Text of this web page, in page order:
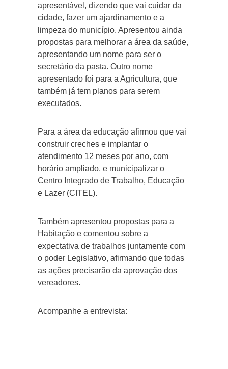
apresentável, dizendo que vai cuidar da
cidade, fazer um ajardinamento e a
limpeza do município. Apresentou ainda
propostas para melhorar a área da saúde,
apresentando um nome para ser o
secretário da pasta. Outro nome
apresentado foi para a Agricultura, que
também já tem planos para serem
executados.
Para a área da educação afirmou que vai
construir creches e implantar o
atendimento 12 meses por ano, com
horário ampliado, e municipalizar o
Centro Integrado de Trabalho, Educação
e Lazer (CITEL).
Também apresentou propostas para a
Habitação e comentou sobre a
expectativa de trabalhos juntamente com
o poder Legislativo, afirmando que todas
as ações precisarão da aprovação dos
vereadores.
Acompanhe a entrevista: